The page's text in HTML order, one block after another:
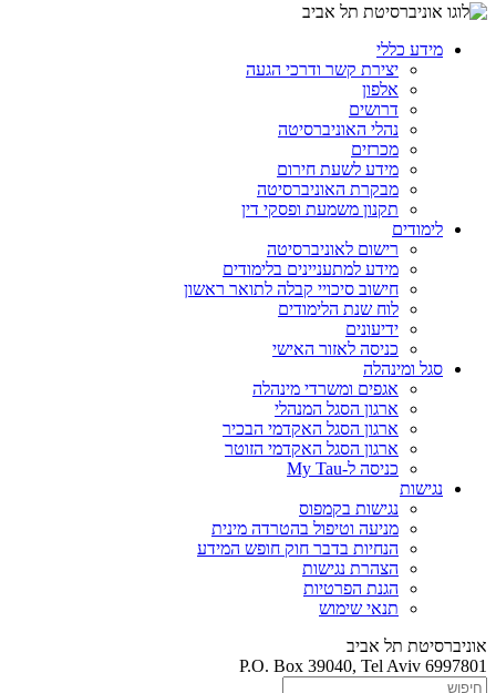
מידע כללי
יצירת קשר ודרכי הגעה
אלפון
דרושים
נהלי האוניברסיטה
מכרזים
מידע לשעת חירום
מבקרת האוניברסיטה
תקנון משמעת ופסקי דין
לימודים
רישום לאוניברסיטה
מידע למתעניינים בלימודים
חישוב סיכויי קבלה לתואר ראשון
לוח שנת הלימודים
ידיעונים
כניסה לאזור האישי
סגל ומינהלה
אגפים ומשרדי מינהלה
ארגון הסגל המנהלי
ארגון הסגל האקדמי הבכיר
ארגון הסגל האקדמי הזוטר
כניסה ל-My Tau
נגישות
נגישות בקמפוס
מניעה וטיפול בהטרדה מינית
הנחיות בדבר חוק חופש המידע
הצהרת נגישות
הגנת הפרטיות
תנאי שימוש
אוניברסיטת תל אביב
P.O. Box 39040, Tel Aviv 6997801